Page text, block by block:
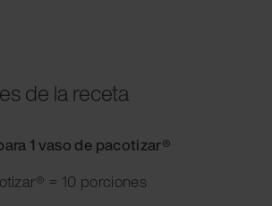
de la receta
1 vaso de pacotizar®
= 10 porciones